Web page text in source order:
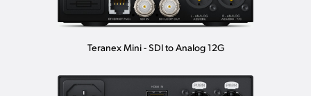
Teranex Mini - SDI to Analog 12G